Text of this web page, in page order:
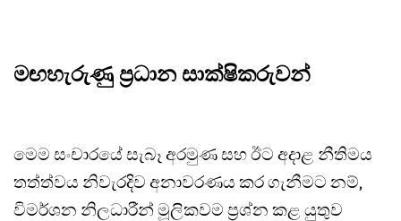
මඟහැරුණු ප්‍රධාන සාක්ෂිකරුවන්
මෙම සංචාරයේ සැබෑ අරමුණ සහ ඊට අදාළ නීතිමය
තත්ත්වය නිවැරදිව අනාවරණය කර ගැනීමට නම්,
විමර්ශන නිලධාරීන් මූලිකවම ප්‍රශ්න කළ යුතුව